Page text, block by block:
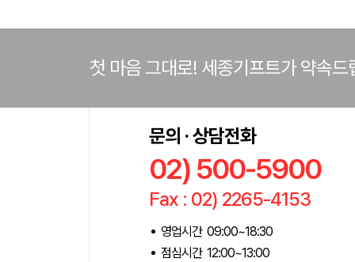
첫 마음 그대로! 세종기프트가 약속드
문의 · 상담전화
02) 500-5900
Fax : 02) 2265-4153
영업시간 09:00~18:30
점심시간 12:00~13:00